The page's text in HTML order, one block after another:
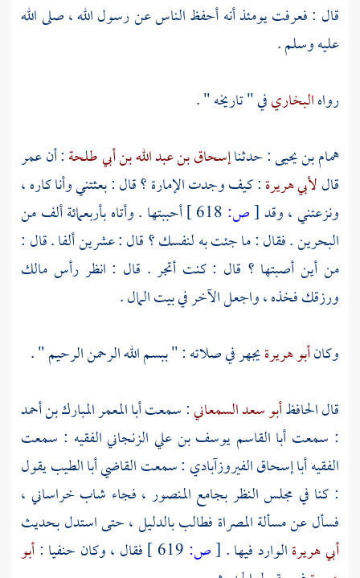
قال : فعرفت يومئذ أنه أحفظ الناس عن رسول الله ، صلى الله
عليه وسلم .
رواهالبخاريفي " تاريخه " .
همام بن يحيى: حدثناإسحاق بن عبد الله بن أبي طلحة: أنعمر
قاللأبي هريرة: كيف وجدت الإمارة ؟ قال : بعثتني وأنا كاره ،
ونزعتني ، وقد[ص:
أحببتها . وأتاه بأربعمائة ألف من
البحرين. فقال : ما جئت به لنفسك ؟ قال : عشرين ألفا . قال :
من أين أصبتها ؟ قال : كنت أتجر . قال : انظر رأس مالك
ورزقك فخذه ، واجعل الآخر في بيت المال .
وكانأبو هريرةيجهر في صلاته : " ببسم الله الرحمن الرحيم " .
قال الحافظأبو سعد السمعاني: سمعتأبا المعمر المبارك بن أحمد
: سمعت أبا القاسم يوسف بن علي الزنجاني الفقيه : سمعت
الفقيه أبا إسحاق الفيروزآبادي : سمعتالقاضي أبا الطيبيقول
: كنا في مجلس النظربجامع المنصور ، فجاء شاب خراساني ،
فسأل عن مسألة المصراة فطالب بالدليل ، حتى استدل بحديث
أبي هريرةالوارد فيها . [ص: فقال ، وكان حنفيا :أبو